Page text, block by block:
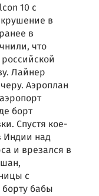
10 с
в
в
что
Лайнер
Аэроплан
борт
Спустя кое-
Индии над
и врезался в
с
бабы